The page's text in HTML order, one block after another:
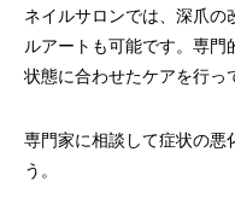
ネイルサロンでは、深爪の
ルアートも可能です。専門
状態に合わせたケアを行っ
専門家に相談して症状の悪
う。